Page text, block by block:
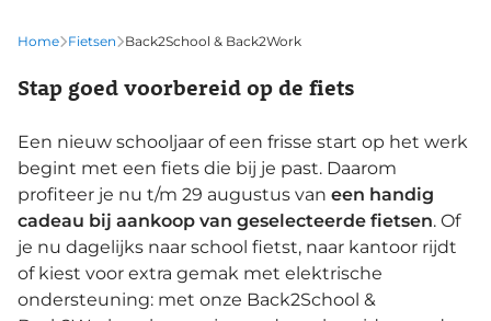
Home Fietsen Back2School & Back2Work
Stap goed voorbereid op de fiets
Een nieuw schooljaar of een frisse start op het werk
begint met een fiets die bij je past. Daarom
profiteer je nu t/m 29 augustus van een handig
cadeau bij aankoop van geselecteerde fietsen. Of
je nu dagelijks naar school fietst, naar kantoor rijdt
of kiest voor extra gemak met elektrische
ondersteuning: met onze Back2School &